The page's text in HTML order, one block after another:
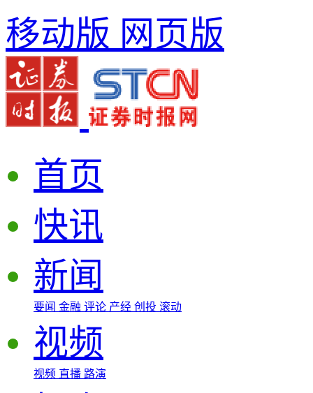
移动版 网页版
首页
快讯
新闻
要闻 金融 评论 产经 创投 滚动
视频
视频 直播 路演